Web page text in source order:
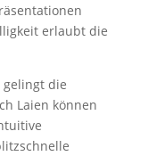
erlaubt die
gelingt die
Laien können